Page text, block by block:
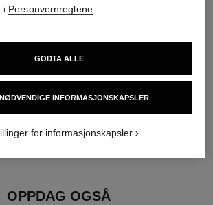
OPPDAG OGSÅ
i Personvernreglene.
INFORMASJONSKAPSLER
GODTA ALLE
for informasjonskapsler